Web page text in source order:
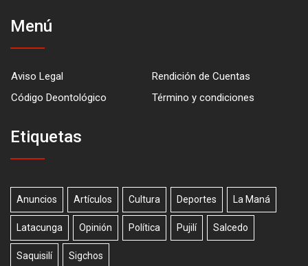
Menú
Aviso Legal
Rendición de Cuentas
Código Deontológico
Término y condiciones
Etiquetas
Anuncios Artículos Cultura Deportes La Maná
Latacunga Opinión Política Pujilí Salcedo
Saquisilí Sigchos